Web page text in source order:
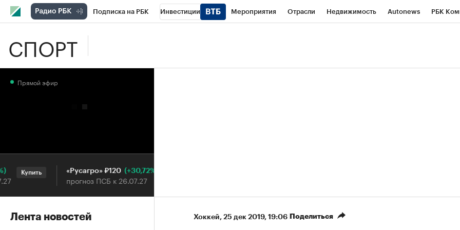
Подписка на РБК Инвестиции Мероприятия Отрасли Недвижимость Autonews РБК
СПОРТ
Хоккей⁠, 25 дек 2019, 19:06 Поделиться
Прямой эфир
Купить «Русагро» ₽120 (+30,72%)
прогноз ПСБ к 26.07.27
Лента новостей